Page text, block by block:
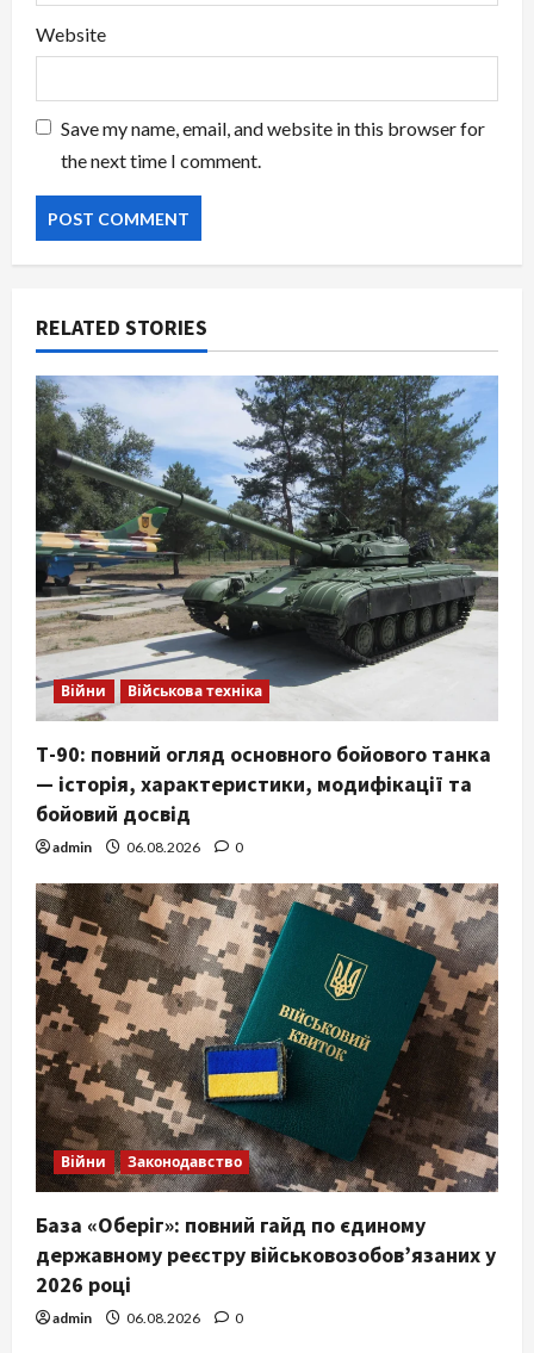
Website
Save my name, email, and website in this browser for
the next time I comment.
RELATED STORIES
Війни Військова техніка
Т-90: повний огляд основного бойового танка
— історія, характеристики, модифікації та
бойовий досвід
admin 06.08.2026 0
Війни Законодавство
База «Оберіг»: повний гайд по єдиному
державному реєстру військовозобов’язаних у
2026 році
admin 06.08.2026 0